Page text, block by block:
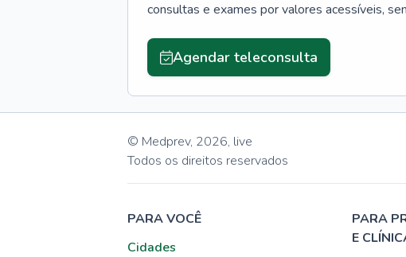
consultas e exames por valores acessíveis,
Agendar teleconsulta
© Medprev, 2026, live
Todos os direitos reservados
PARA VOCÊ
Cidades
PARA
E